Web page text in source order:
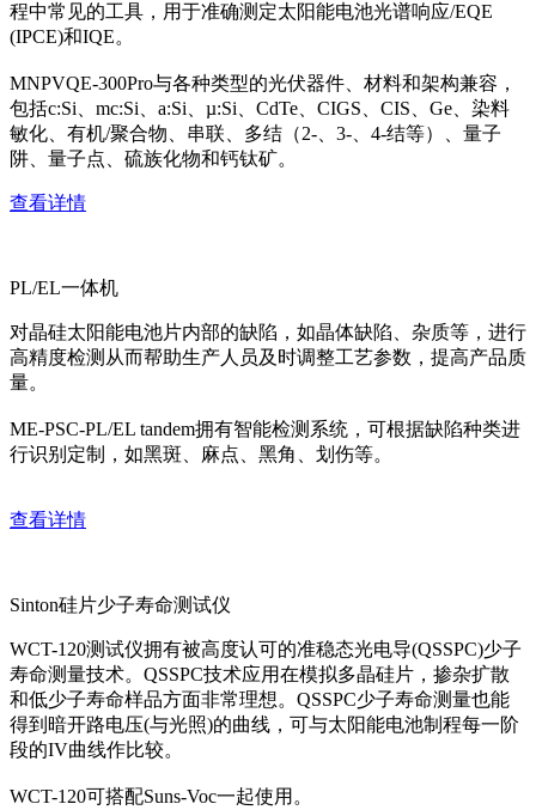
程中常见的工具，用于准确测定太阳能电池光谱响应/EQE
(IPCE)和IQE。
MNPVQE-300Pro与各种类型的光伏器件、材料和架构兼容，
包括c:Si、mc:Si、a:Si、µ:Si、CdTe、CIGS、CIS、Ge、染料
敏化、有机/聚合物、串联、多结（2-、3-、4-结等）、量子
阱、量子点、硫族化物和钙钛矿。
查看详情
PL/EL一体机
对晶硅太阳能电池片内部的缺陷，如晶体缺陷、杂质等，进行
高精度检测从而帮助生产人员及时调整工艺参数，提高产品质
量。
ME-PSC-PL/EL tandem拥有智能检测系统，可根据缺陷种类进
行识别定制，如黑斑、麻点、黑角、划伤等。
查看详情
Sinton硅片少子寿命测试仪
WCT-120测试仪拥有被高度认可的准稳态光电导(QSSPC)少子
寿命测量技术。QSSPC技术应用在模拟多晶硅片，掺杂扩散
和低少子寿命样品方面非常理想。QSSPC少子寿命测量也能
得到暗开路电压(与光照)的曲线，可与太阳能电池制程每一阶
段的IV曲线作比较。
WCT-120可搭配Suns-Voc一起使用。